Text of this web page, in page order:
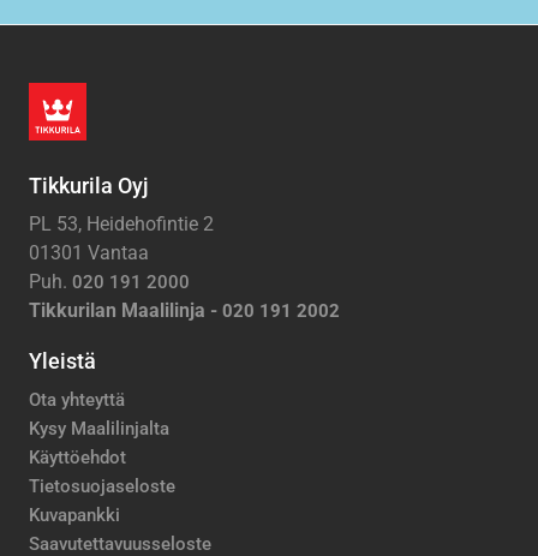
Tikkurila Oyj
PL 53, Heidehofintie 2
01301 Vantaa
Puh. 020 191 2000
Tikkurilan Maalilinja - 020 191 2002
Yleistä
Ota yhteyttä
Kysy Maalilinjalta
Käyttöehdot
Tietosuojaseloste
Kuvapankki
Saavutettavuusseloste